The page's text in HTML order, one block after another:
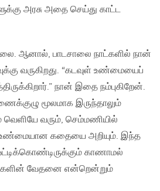
அரசு அதை செய்து காட்ட
ஆனால், பாடசாலை நாட்களில் நான்
வருகிறது. “கடவுள் உண்மையைப்
நான் இதை நம்புகிறேன்.
மூலமாக இருந்தாலும்
வரும், செம்மணியில்
கதையை அறியும். இந்த
காணாமல்
வேதனை என்றென்றும்